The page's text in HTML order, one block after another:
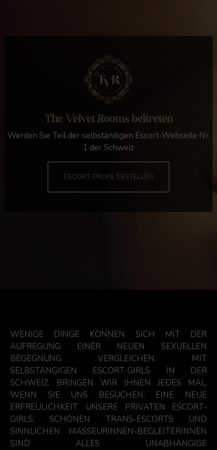
The Velvet Rooms beitreten
Werden Sie Teil der selbständigen Escort-Webseite Nr.
1 der Schweiz
ESCORT-PROFIL ERSTELLEN
WENIGE DINGE KÖNNEN SICH MIT DER
AUFREGUNG EINER NEUEN SEXUELLEN
BEGEGNUNG VERGLEICHEN. MIT
SELBSTÄNGIGEN ESCORT-GIRLS IN DER
SCHWEIZ, BRINGEN WIR IHNEN JEDES MAL,
WENN SIE UNS BESUCHEN, EINE NEUE
ERFREULICHKEIT. UNSERE PRIVATEN ESCORT-
GIRLS, SCHÖNEN TRANS-ESCORTS UND
SINNLICHEN MASSEURINNEN-BEGLEITERINNEN
SIND ALLES UNABHÄNGIGE